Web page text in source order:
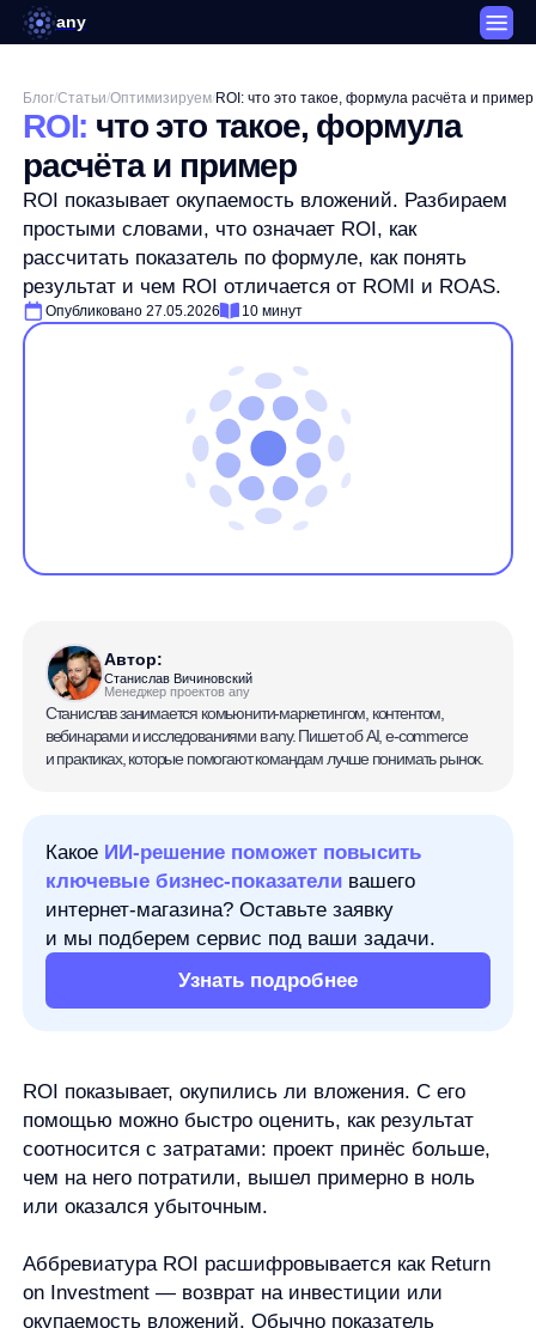
any
ROI:что это такое, формула
расчёта и пример
ROI показывает окупаемость вложений. Разбираем
простыми словами, что означает ROI, как
рассчитать показатель по формуле, как понять
результат и чем ROI отличается от ROMI и ROAS.
Опубликовано 27.05.2026 10 минут
Станислав Вичиновский
и практиках, которые помогают командам лучше понимать рынок.
КакоеИИ-решение поможет повысить
ключевые бизнес-показателивашего
интернет-магазина? Оставьте заявку
ROI показывает, окупились ли вложения. С его
помощью можно быстро оценить, как результат
соотносится с затратами: проект принёс больше,
чем на него потратили, вышел примерно в ноль
on Investment — возврат на инвестиции или
окупаемость вложений. Обычно показатель
считают в процентах: так удобнее сравнивать
продаж и бизнес-инициативы.
об эффективности бизнеса. Это ориентир,
а не полная аналитическая картина. Чтобы вывод
был корректным, нужно понимать формулу,